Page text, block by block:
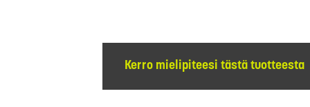
Kerro mielipiteesi tästä tuotteesta